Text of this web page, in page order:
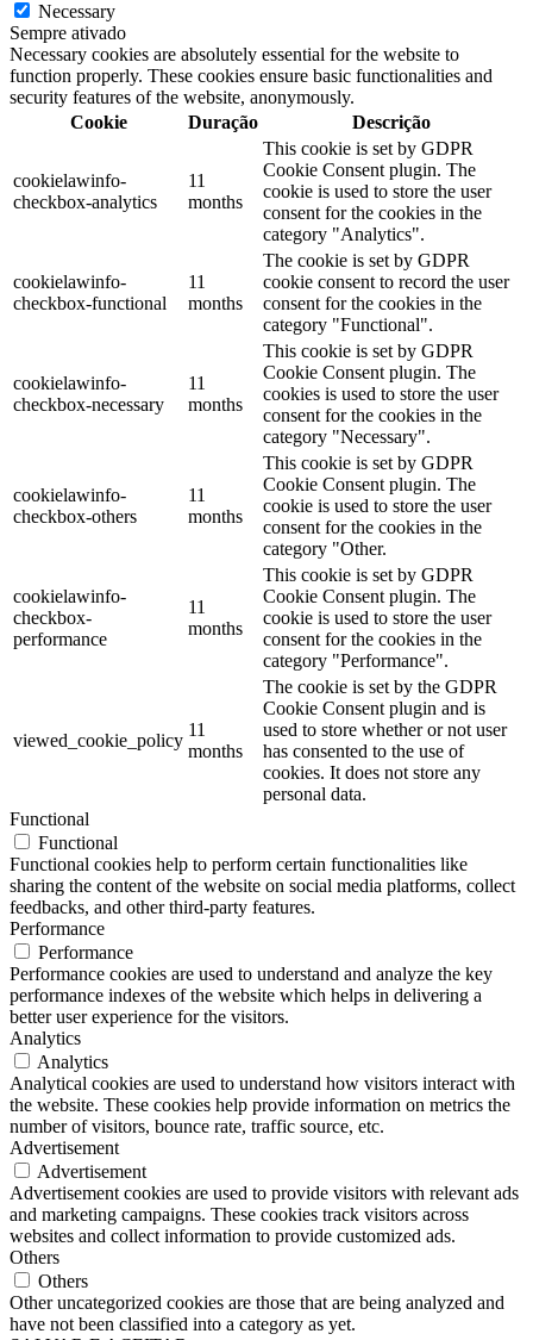
Necessary
Sempre ativado
Necessary cookies are absolutely essential for the website to
function properly. These cookies ensure basic functionalities and
security features of the website, anonymously.
Cookie
Duração Descrição
cookielawinfo-
checkbox-analytics
11
months
This cookie is set by GDPR
Cookie Consent plugin. The
cookie is used to store the user
consent for the cookies in the
category "Analytics".
cookielawinfo-
checkbox-functional
11
months
The cookie is set by GDPR
cookie consent to record the user
consent for the cookies in the
category "Functional".
cookielawinfo-
checkbox-necessary
11
months
This cookie is set by GDPR
Cookie Consent plugin. The
cookies is used to store the user
consent for the cookies in the
category "Necessary".
cookielawinfo-
checkbox-others
11
months
This cookie is set by GDPR
Cookie Consent plugin. The
cookie is used to store the user
consent for the cookies in the
category "Other.
cookielawinfo-
checkbox-
performance
11
months
This cookie is set by GDPR
Cookie Consent plugin. The
cookie is used to store the user
consent for the cookies in the
category "Performance".
viewed_cookie_policy
11
months
The cookie is set by the GDPR
Cookie Consent plugin and is
used to store whether or not user
has consented to the use of
cookies. It does not store any
personal data.
Functional
Functional
Functional cookies help to perform certain functionalities like
sharing the content of the website on social media platforms, collect
feedbacks, and other third-party features.
Performance
Performance
Performance cookies are used to understand and analyze the key
performance indexes of the website which helps in delivering a
better user experience for the visitors.
Analytics
Analytics
Analytical cookies are used to understand how visitors interact with
the website. These cookies help provide information on metrics the
number of visitors, bounce rate, traffic source, etc.
Advertisement
Advertisement
Advertisement cookies are used to provide visitors with relevant ads
and marketing campaigns. These cookies track visitors across
websites and collect information to provide customized ads.
Others
Others
Other uncategorized cookies are those that are being analyzed and
have not been classified into a category as yet.